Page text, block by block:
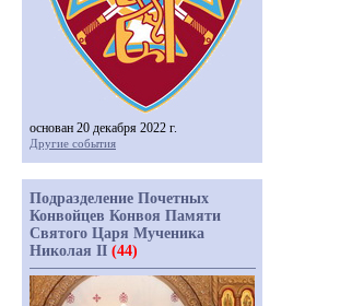
основан 20 декабря 2022 г.
Другие события
Подразделение Почетных
Конвойцев Конвоя Памяти
Святого Царя Мученика
Николая II (44)